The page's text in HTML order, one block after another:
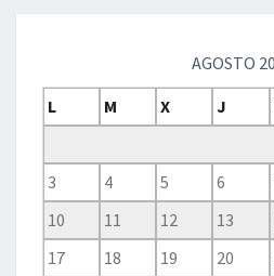
AGOSTO
L
M X J
3
4 5 6
10
11 12 13
17
18 19 20